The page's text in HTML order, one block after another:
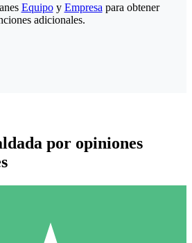
Equipoy Empresa para obtener
adicionales.
por opiniones